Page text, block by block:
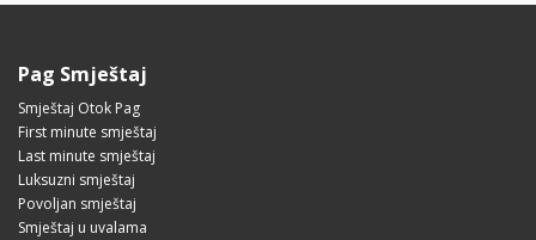
Pag Smještaj
Smještaj Otok Pag
First minute smještaj
Last minute smještaj
Luksuzni smještaj
Povoljan smještaj
Smještaj u uvalama